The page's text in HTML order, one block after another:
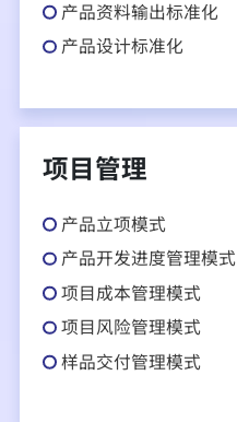
产品资料输出标准化
产品设计标准化
项目管理
产品立项模式
产品开发进度管理模式
项目成本管理模式
项目风险管理模式
样品交付管理模式